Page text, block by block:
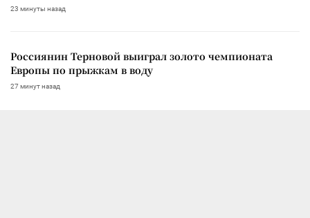
23 минуты назад
Россиянин Терновой выиграл золото чемпионата
Европы по прыжкам в воду
27 минут назад